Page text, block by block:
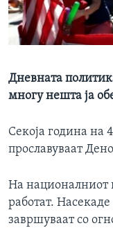
ИНТЕРВЈУА
Јазици
Дневната
многу нешта ја
Секоја година на
прославуваат
На националниот
работат.
завршуваат со